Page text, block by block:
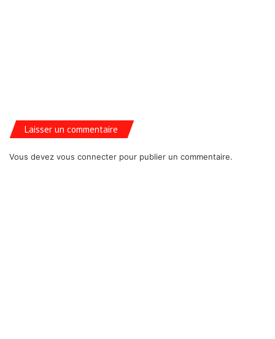
Laisser un commentaire
Vous devez vous connecter pour publier un commentaire.